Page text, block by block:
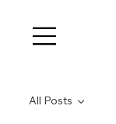
All Posts